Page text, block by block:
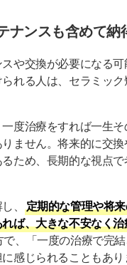
ナンスも含めて納
や交換が必要になる可
れる人は、セラミック
度治療をすれば一生
ません。将来的に交
ため、長期的な視点
、
定期的な管理や将
ば、大きな不安なく
で、「一度の治療で完
感じられることもあり